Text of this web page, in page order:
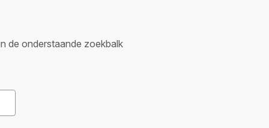
de onderstaande zoekbalk